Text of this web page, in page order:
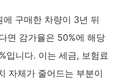
구매한 차량이 3년 뒤
면 감가율은 50%에 해당
입니다. 이는 세금, 보험료
자체가 줄어드는 부분이